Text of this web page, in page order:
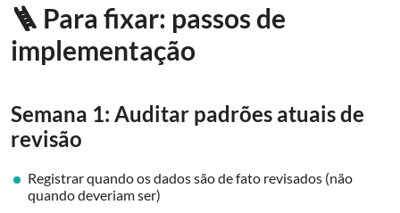
🪜 Para fixar: passos de
implementação
Semana 1: Auditar padrões atuais de
revisão
Registrar quando os dados são de fato revisados (não
quando deveriam ser)